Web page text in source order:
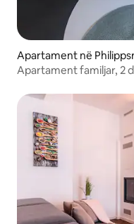
Apartament në
Apartament familjar, 2